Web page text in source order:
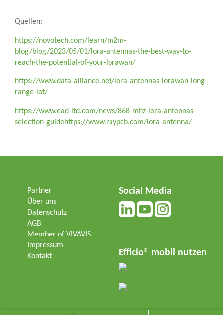
Quellen:
https://novotech.com/learn/m2m-
blog/blog/2023/05/01/lora-antennas-the-best-way-to-
reach-the-potential-of-your-lorawan/
https://www.data-alliance.net/lora-antennas-lorawan-long-
range-iot/
https://www.ead-ltd.com/news/868-mhz-lora-antennas-
selection-guidehttps://www.raypcb.com/lora-antenna/
Partner
Über uns
Datenschutz
AGB
Member of VIVAVIS
Impressum
Kontakt
Social Media
Efficio® mobil nutzen